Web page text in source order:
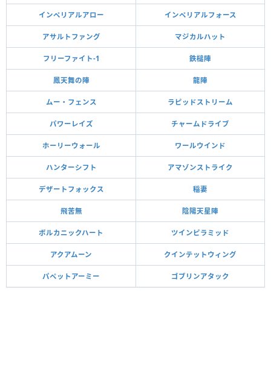
インペリアルアロー インペリアルフォース
アサルトファング マジカルハット
フリーファイト-1 鉄槌陣
鳳天舞の陣 龍陣
ムー・フェンス ラピッドストリーム
パワーレイズ チャームドライブ
ホーリーウォール ワールウインド
ハンターシフト アマゾンストライク
デザートフォックス 稲妻
飛苦無 陰陽天星陣
ボルカニックハート ツインピラミッド
アクアムーン クインテットウィング
パペットアーミー ゴブリンアタック